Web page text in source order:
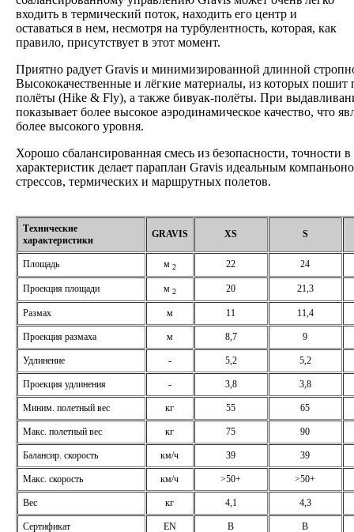
входить в термический поток, находить его центр и
оставаться в нем, несмотря на турбулентность, которая, как
правило, присутствует в этот момент.
Приятно радует Gravis и минимизированной длинной
Высококачественные и лёгкие материалы, из которых
полёты (Hike & Fly), а также бивуак-полёты. При
показывает более высокое аэродинамическое качество, что
более высокого уровня.
Хорошо сбалансированная смесь из безопасности, точности
характеристик делает параплан Gravis идеальным
стрессов, термических и маршрутных полетов.
Технические
характеристики
GRAVIS XS S
Площадь м 2 22 24
Проекция площади м 2 20 21,3
Размах м 11 11,4
Проекция размаха м 8,7 9
Удлинение - 5,2 5,2
Проекция удлинения - 3,8 3,8
Миним. полетный вес кг 55 65
Макс. полетный вес кг 75 90
Балансир. скорость км/ч 39 39
Макс. скорость км/ч >50+ >50+
Вес кг 4,1 4,3
Сертификат EN B B